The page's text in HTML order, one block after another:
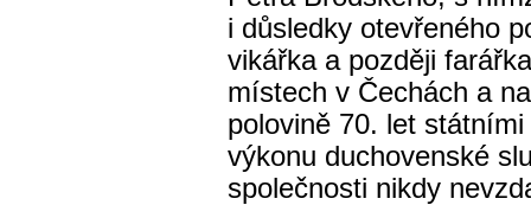
i důsledky otevřeného
vikářka a později
místech v Čechách a
polovině 70. let
výkonu duchovenské
společnosti nikdy